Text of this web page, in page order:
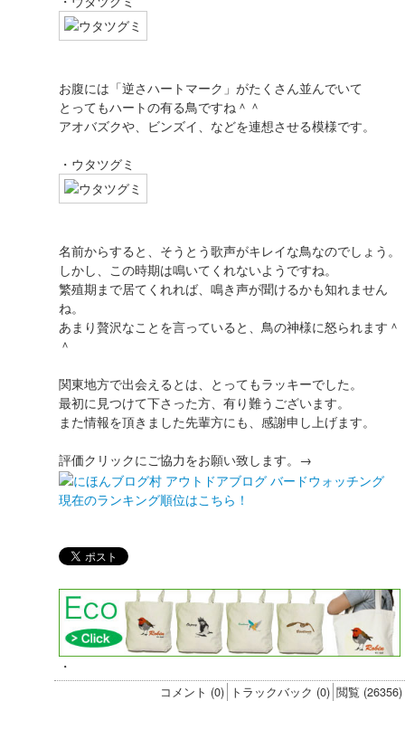
お腹には「逆さハートマーク」がたくさん並んでいて
とってもハートの有る鳥ですね＾＾
アオバズクや、ビンズイ、などを連想させる模様です。
・ウタツグミ
名前からすると、そうとう歌声がキレイな鳥なのでしょう。
しかし、この時期は鳴いてくれないようですね。
繁殖期まで居てくれれば、鳴き声が聞けるかも知れません
ね。
あまり贅沢なことを言っていると、鳥の神様に怒られます＾
＾
関東地方で出会えるとは、とってもラッキーでした。
最初に見つけて下さった方、有り難うございます。
また情報を頂きました先輩方にも、感謝申し上げます。
評価クリックにご協力をお願い致します。→
現在のランキング順位はこちら！
・
コメント (0) トラックバック (0) 閲覧 (26356)